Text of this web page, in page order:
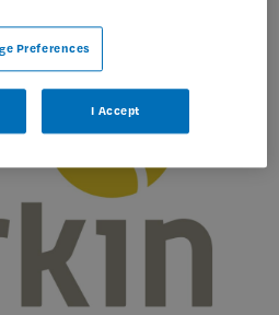
Preferences
I Accept